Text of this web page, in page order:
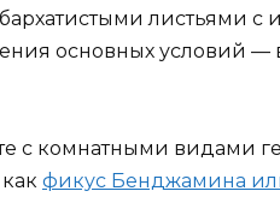
листьями с
основных условий
с комнатными видами
фикус Бенджамина